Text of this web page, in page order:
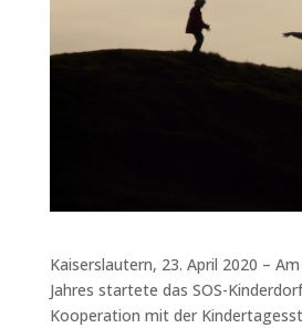
Kaiserslautern, 23. April 2020 –
Jahres startete das SOS-
Kooperation mit der